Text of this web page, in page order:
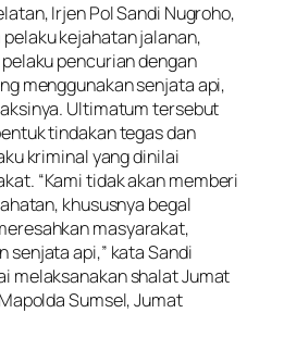
Irjen Pol Sandi Nugroho,
kejahatan jalanan,
pencurian dengan
menggunakan senjata api,
Ultimatum tersebut
tindakan tegas dan
kriminal yang dinilai
“Kami tidak akan memberi
khususnya begal
masyarakat,
senjata api,” kata Sandi
melaksanakan shalat Jumat
Sumsel, Jumat